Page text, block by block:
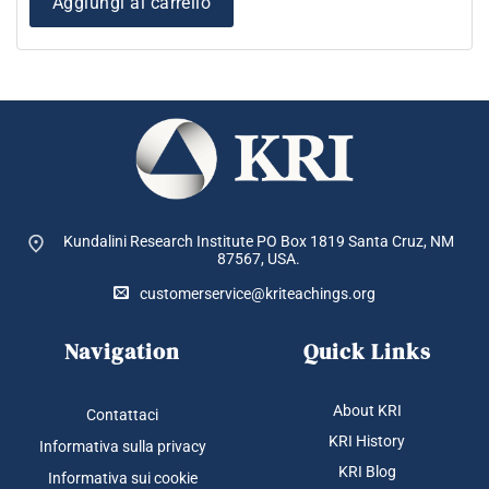
Kundalini Research Institute PO Box 1819 Santa Cruz, NM
87567, USA.
customerservice@kriteachings.org
Navigation
Contattaci
Informativa sulla privacy
Informativa sui cookie
Quick Links
About KRI
KRI History
KRI Blog